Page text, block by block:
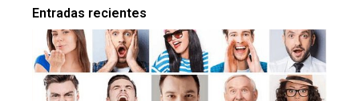
Entradas recientes